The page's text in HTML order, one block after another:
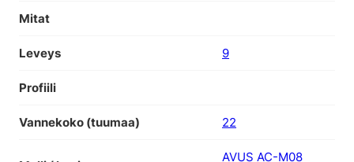
Mitat
Leveys 9
Profiili
Vannekoko (tuumaa) 22
AVUS AC-M08